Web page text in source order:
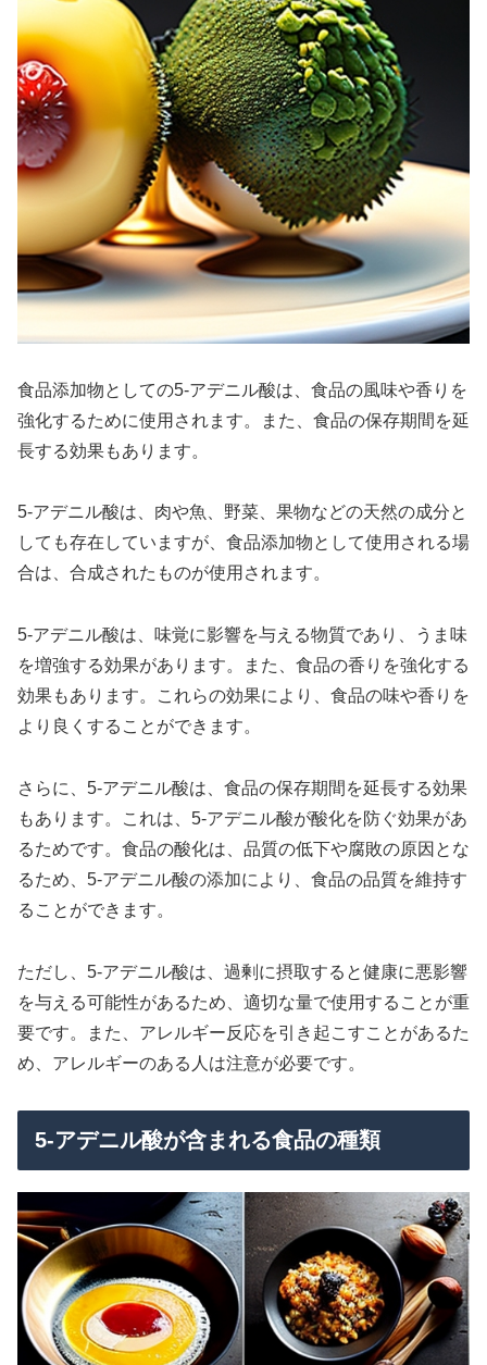
食品添加物としての5-アデニル酸は、食品の風味や香りを
強化するために使用されます。また、食品の保存期間を延
長する効果もあります。
5-アデニル酸は、肉や魚、野菜、果物などの天然の成分と
しても存在していますが、食品添加物として使用される場
合は、合成されたものが使用されます。
5-アデニル酸は、味覚に影響を与える物質であり、うま味
を増強する効果があります。また、食品の香りを強化する
効果もあります。これらの効果により、食品の味や香りを
より良くすることができます。
さらに、5-アデニル酸は、食品の保存期間を延長する効果
もあります。これは、5-アデニル酸が酸化を防ぐ効果があ
るためです。食品の酸化は、品質の低下や腐敗の原因とな
るため、5-アデニル酸の添加により、食品の品質を維持す
ることができます。
ただし、5-アデニル酸は、過剰に摂取すると健康に悪影響
を与える可能性があるため、適切な量で使用することが重
要です。また、アレルギー反応を引き起こすことがあるた
め、アレルギーのある人は注意が必要です。
5-アデニル酸が含まれる食品の種類